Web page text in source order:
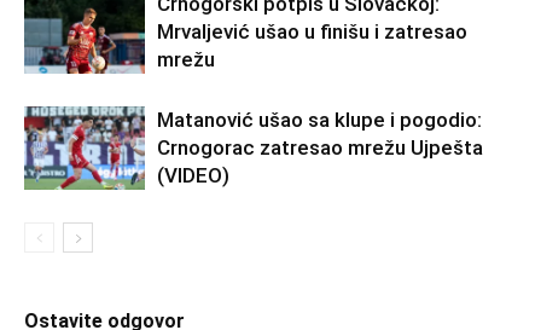
Mrvaljević ušao u finišu i zatresao
mrežu
Matanović ušao sa klupe i pogodio:
Crnogorac zatresao mrežu Ujpešta
(VIDEO)
Ostavite odgovor